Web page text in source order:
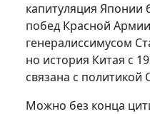
капитуляция
побед Красной Армии
генералиссимусом
но история Китая с
связана с политикой
Можно без конца